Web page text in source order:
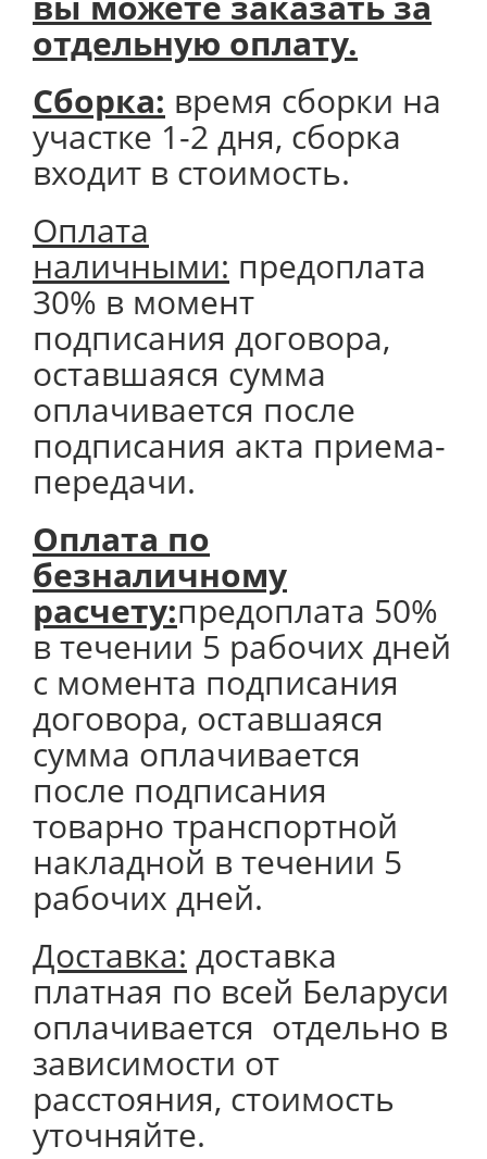
отдельную оплату.
Сборка: время сборки на
участке 1-2 дня, сборка
входит в стоимость.
Оплата
наличными: предоплата
30% в момент
подписания договора,
оставшаяся сумма
оплачивается после
подписания акта приема-
передачи.
Оплата по
безналичному
расчету:предоплата 50%
в течении 5 рабочих дней
с момента подписания
договора, оставшаяся
сумма оплачивается
после подписания
товарно транспортной
накладной в течении 5
рабочих дней.
Доставка: доставка
платная по всей Беларуси
оплачивается отдельно в
зависимости от
расстояния, стоимость
уточняйте.